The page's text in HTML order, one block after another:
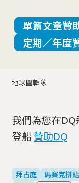
地球圖輯隊
單篇文章贊
定期／年度
我們為您在
登船贊助DQ
拜占庭 馬賽克拼貼